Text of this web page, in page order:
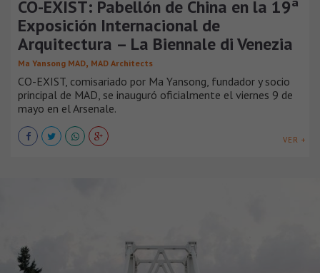
CO-EXIST: Pabellón de China en la 19ª
Exposición Internacional de
Arquitectura – La Biennale di Venezia
Ma Yansong MAD, MAD Architects
CO-EXIST, comisariado por Ma Yansong, fundador y socio
principal de MAD, se inauguró oficialmente el viernes 9 de
mayo en el Arsenale.
VER +